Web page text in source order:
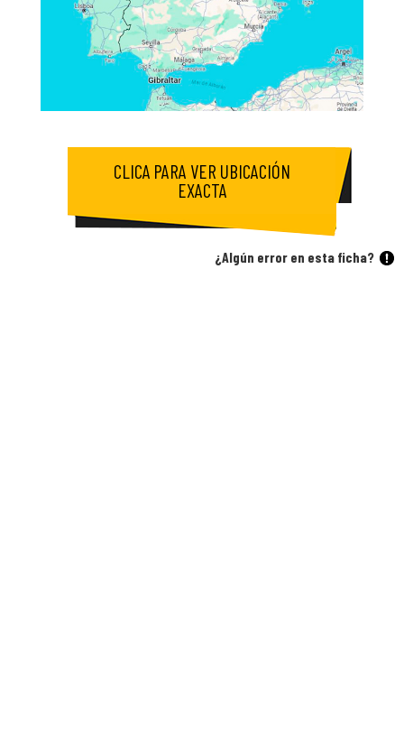
CLICA PARA VER UBICACIÓN
EXACTA
¿Algún error en esta ficha?